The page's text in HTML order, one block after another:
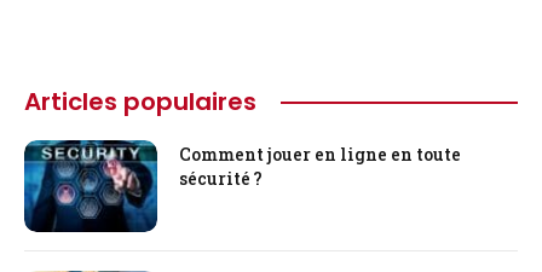
Articles populaires
Comment jouer en ligne en toute
sécurité ?